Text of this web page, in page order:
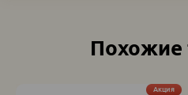
Похожие
Акция